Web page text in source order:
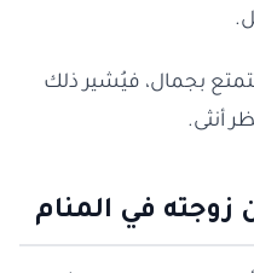
تتمتع بجمال، فيُشير ذلك
أنثى.
زوجته في المنام